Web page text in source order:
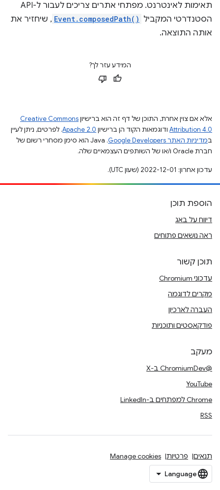
תאימות לאינטרנט. מפתחי אתרים צריכים לעבור ל-API
הסטנדרטי המקביל Event.composedPath() , שיחזיר את
אותה התוצאה.
המידע עזר לך?
אלא אם צוין אחרת, התוכן של דף זה הוא ברישיוןCreative Commons
Attribution 4.0 ודוגמאות הקוד הן ברישיון Apache 2.0. לפרטים, ניתן לעיין
במדיניות האתר Google Developers‏
.‏ Java הוא סימן מסחרי רשום של
חברת Oracle ו/או של השותפים העצמאיים שלה.
עדכון אחרון: 2022-12-01 (שעון UTC).
הוספת תוכן
דיווח על באג
ראה נושאים פתוחים
תוכן קשור
עדכוני Chromium
מקרים לדוגמה
העברה לארכיון
פודקאסטים ותוכניות
מעקב
@ChromiumDev ב-X
YouTube
Chrome למפתחים ב-LinkedIn
RSS
תנאים פרטיות Manage cookies